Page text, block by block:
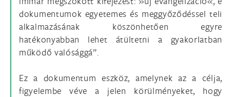
dokumentumok egyetemes és meggyőződéssel teli
alkalmazásának köszönhetően egyre
hatékonyabban lehet átültetni a gyakorlatban
működő valósággá”.
Ez a dokumentum eszköz, amelynek az a célja,
figyelembe véve a jelen körülményeket, hogy